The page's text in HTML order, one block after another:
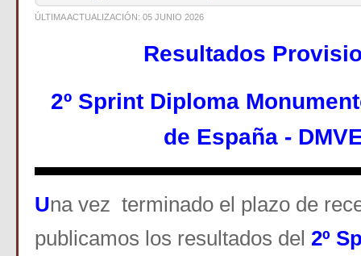
ÚLTIMA ACTUALIZACIÓN: 05 JUNIO 2026
Resultados
2º Sprint Diploma
de España -
Una vez terminado el plazo de
publicamos los resultados del 2º